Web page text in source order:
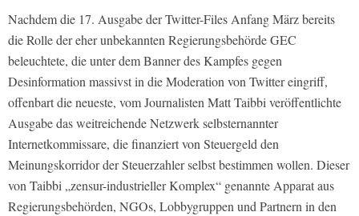
Nachdem die 17. Ausgabe der Twitter-Files Anfang März bereits
die Rolle der eher unbekannten Regierungsbehörde GEC
beleuchtete, die unter dem Banner des Kampfes gegen
Desinformation massivst in die Moderation von Twitter eingriff,
offenbart die neueste, vom Journalisten Matt Taibbi veröffentlichte
Ausgabe das weitreichende Netzwerk selbsternannter
Internetkommissare, die finanziert von Steuergeld den
Meinungskorridor der Steuerzahler selbst bestimmen wollen. Dieser
von Taibbi „zensur-industrieller Komplex“ genannte Apparat aus
Regierungsbehörden, NGOs, Lobbygruppen und Partnern in den